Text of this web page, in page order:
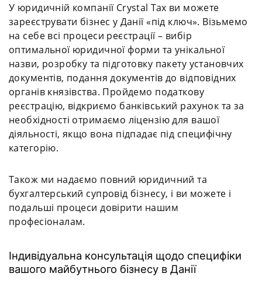
У юридичній компанії Crystal Tax ви можете
зареєструвати бізнес у Данії «під ключ». Візьмемо
на себе всі процеси реєстрації – вибір
оптимальної юридичної форми та унікальної
назви, розробку та підготовку пакету установчих
документів, подання документів до відповідних
органів князівства. Пройдемо податкову
реєстрацію, відкриємо банківський рахунок та за
необхідності отримаємо ліцензію для вашої
діяльності, якщо вона підпадає під специфічну
категорію.
Також ми надаємо повний юридичний та
бухгалтерський супровід бізнесу, і ви можете і
подальші процеси довірити нашим
професіоналам.
Індивідуальна консультація щодо специфіки
вашого майбутнього бізнесу в Данії